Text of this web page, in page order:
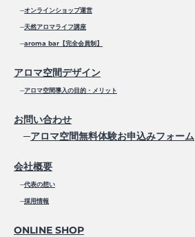
─オンラインショップ運営
─天然アロマライフ講座
─aroma bar【完全会員制】
アロマ空間デザイン
─アロマ空間導入の目的・メリット
お問い合わせ
─アロマ空間無料体験お申込みフォーム
会社概要
─代表の想い
─採用情報
ONLINE SHOP